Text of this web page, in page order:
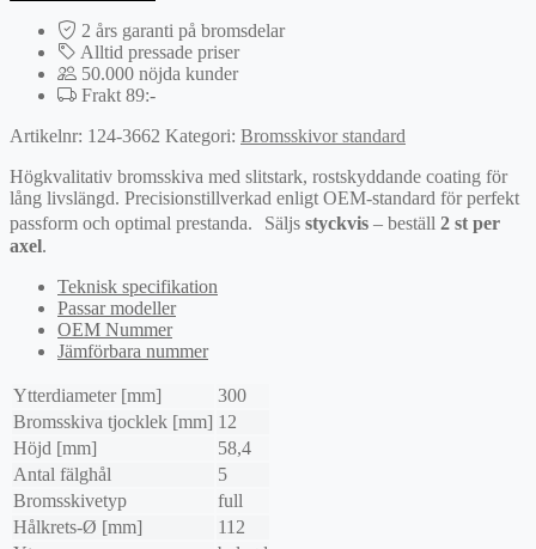
2 års garanti på bromsdelar
Alltid pressade priser
50.000 nöjda kunder
Frakt 89:-
Artikelnr: 124-3662 Kategori: Bromsskivor standard
Högkvalitativ bromsskiva med slitstark, rostskyddande coating för
lång livslängd. Precisionstillverkad enligt OEM-standard för perfekt
passform och optimal prestanda. Säljs styckvis – beställ 2 st per
axel.
Teknisk specifikation
Passar modeller
OEM Nummer
Jämförbara nummer
Ytterdiameter [mm]
300
Bromsskiva tjocklek [mm] 12
Höjd [mm]
58,4
Antal fälghål
5
Bromsskivetyp
full
Hålkrets-Ø [mm]
112